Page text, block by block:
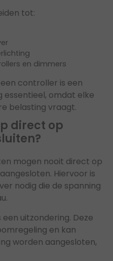
tot:
en dimmers
controller is een
omdat elke
belasting vraagt.
direct op
mogen nooit direct op
Hiervoor is
nodig die de spanning
uitzondering. Deze
en kan
worden aangesloten,